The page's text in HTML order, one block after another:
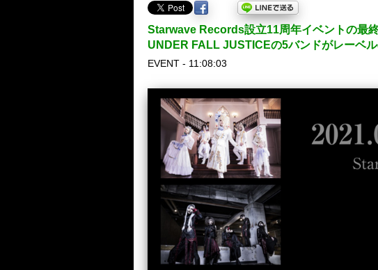
Starwave Records設立11周年イベントの最
UNDER FALL JUSTICEの5バンドがレーベ
EVENT - 11:08:03